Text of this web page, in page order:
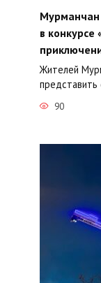
Мурманчан
в
Жителей
представить
90